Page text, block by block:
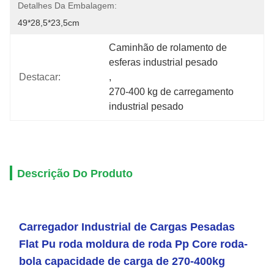
Detalhes Da Embalagem:
49*28,5*23,5cm
Destacar:
Caminhão de rolamento de
esferas industrial pesado
,
270-400 kg de carregamento
industrial pesado
Descrição Do Produto
Carregador Industrial de Cargas Pesadas
Flat Pu roda moldura de roda Pp Core roda-
bola capacidade de carga de 270-400kg